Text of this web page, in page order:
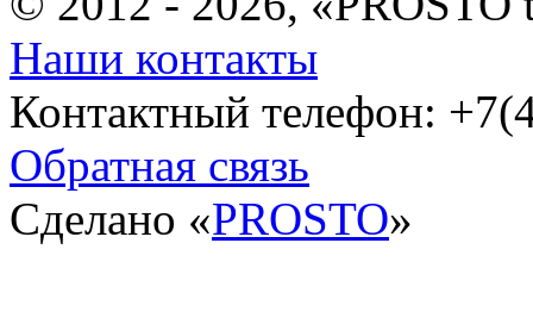
Наши контакты
Контактный телефон:
Обратная связь
Сделано «PROSTO»